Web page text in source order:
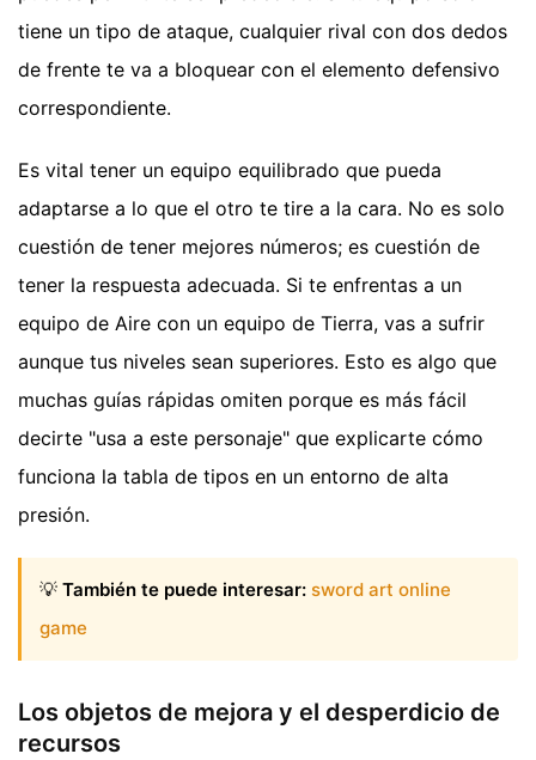
tiene un tipo de ataque, cualquier rival con dos dedos
de frente te va a bloquear con el elemento defensivo
correspondiente.
Es vital tener un equipo equilibrado que pueda
adaptarse a lo que el otro te tire a la cara. No es solo
cuestión de tener mejores números; es cuestión de
tener la respuesta adecuada. Si te enfrentas a un
equipo de Aire con un equipo de Tierra, vas a sufrir
aunque tus niveles sean superiores. Esto es algo que
muchas guías rápidas omiten porque es más fácil
decirte "usa a este personaje" que explicarte cómo
funciona la tabla de tipos en un entorno de alta
presión.
💡 También te puede interesar: sword art online
game
Los objetos de mejora y el desperdicio de
recursos